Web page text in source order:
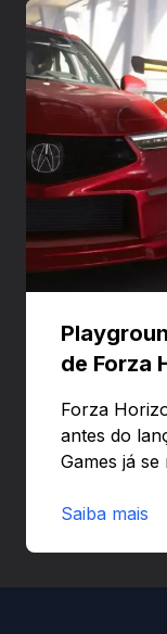
de Forza
Forza
antes do
Games já se
preload e
Saiba mais